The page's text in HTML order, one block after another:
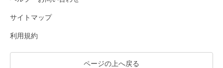
サイトマップ
利用規約
ページの上へ戻る